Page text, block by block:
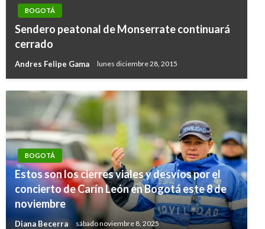
BOGOTÁ
Sendero peatonal de Monserrate continuará
cerrado
Andres Felipe Gama lunes diciembre 28, 2015
BOGOTÁ
Estos son los cierres viales y desvíos por el
concierto de Carín León en Bogotá este 8 de
noviembre
Diana Becerra sábado noviembre 8, 2025